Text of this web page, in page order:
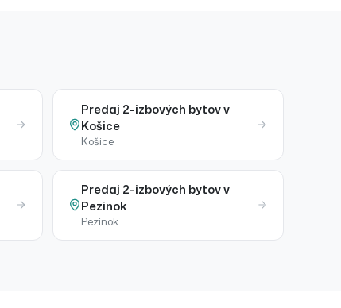
Predaj 2-izbových bytovv
Košice
Košice
Predaj 2-izbových bytovv
Pezinok
Pezinok